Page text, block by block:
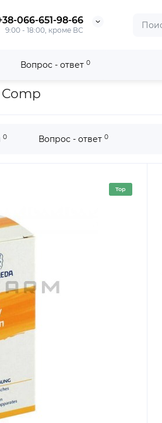
066-651-98-66
9:00 - 18:00, кроме ВС
Вопрос - ответ 0
0 Вопрос - ответ 0
Top